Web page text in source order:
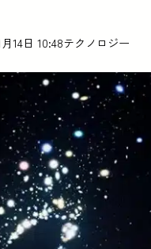
月14日 10:48テクノロジー